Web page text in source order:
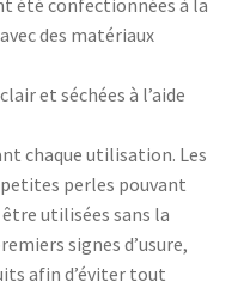
été confectionnées à la
des matériaux
et séchées à l’aide
chaque utilisation. Les
perles pouvant
utilisées sans la
signes d’usure,
afin d’éviter tout